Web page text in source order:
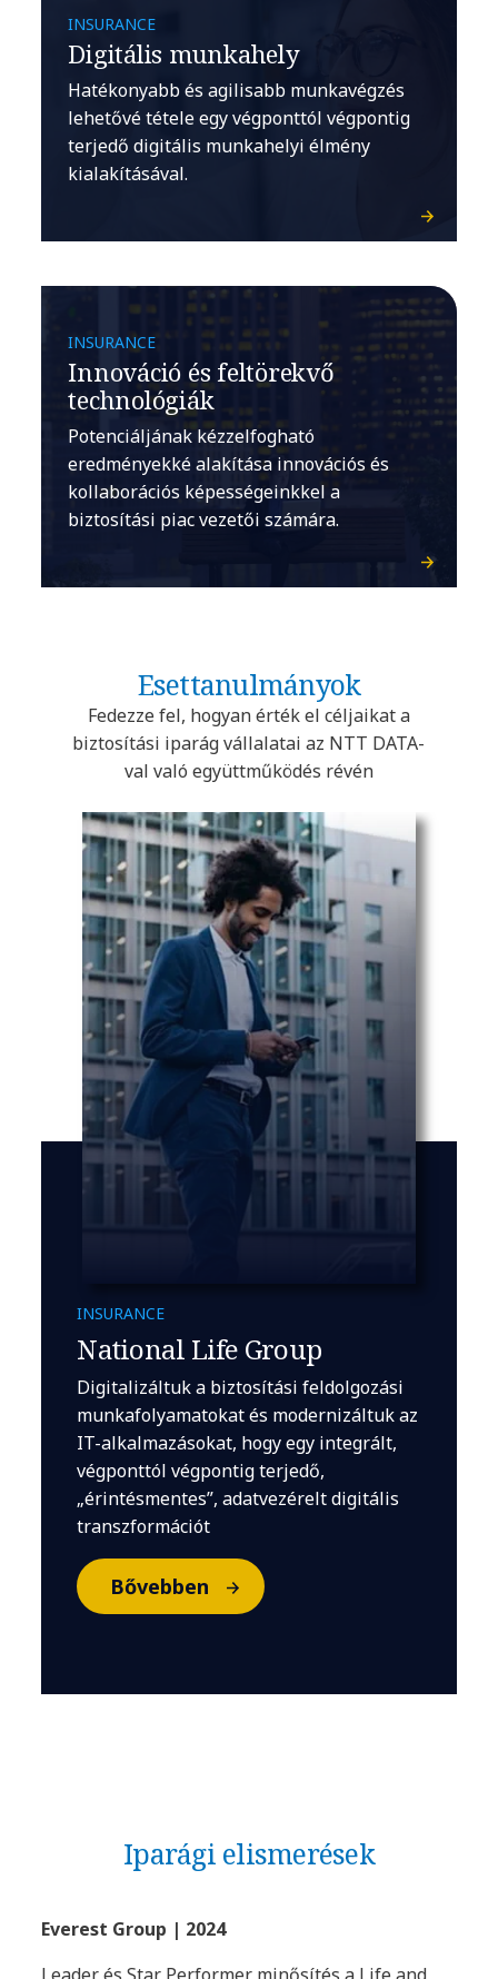
INSURANCE
Digitális munkahely
Hatékonyabb és agilisabb munkavégzés
lehetővé tétele egy végponttól végpontig
terjedő digitális munkahelyi élmény
kialakításával.
INSURANCE
Innováció és feltörekvő
technológiák
Potenciáljának kézzelfogható
eredményekké alakítása innovációs és
kollaborációs képességeinkkel a
biztosítási piac vezetői számára.
Esettanulmányok
Fedezze fel, hogyan érték el céljaikat a
biztosítási iparág vállalatai az NTT DATA-
val való együttműködés révén
INSURANCE
National Life Group
Digitalizáltuk a biztosítási feldolgozási
munkafolyamatokat és modernizáltuk az
IT-alkalmazásokat, hogy egy integrált,
végponttól végpontig terjedő,
„érintésmentes”, adatvezérelt digitális
transzformációt
Bővebben
Iparági elismerések
Everest Group | 2024